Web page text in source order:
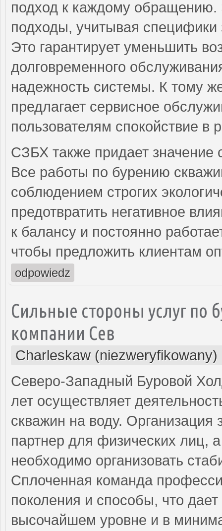
подход к каждому обращению.
подходы, учитывая специфики
Это гарантирует уменьшить
долговременного
надежность системы. К тому
предлагает сервисное
пользователям спокойствие в
СЗБХ также придает значение
Все работы по бурению
соблюдением строгих
предотвратить негативное
к балансу и постоянно
чтобы предложить клиентам
odpowiedz
Сильные стороны услуг по
компании Сев
Charleskaw (niezweryfikowany)
Северо-Западный Буровой
лет осуществляет
скважин на воду.
партнер для физических лиц,
необходимо организовать
Сплоченная команда
поколения и способы, что
высочайшем уровне и в